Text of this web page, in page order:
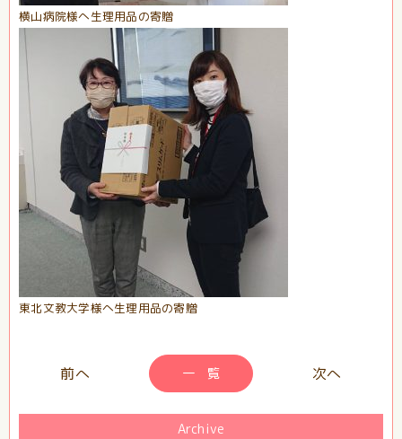
横山病院様へ生理用品の寄贈
東北文教大学様へ生理用品の寄贈
一 覧
Archive